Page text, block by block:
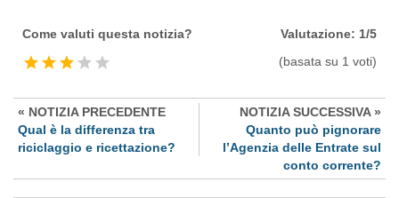
Come valuti questa notizia? Valutazione: 1/5
(basata su 1 voti)
« NOTIZIA PRECEDENTE
Qual è la differenza tra
riciclaggio e ricettazione?
NOTIZIA SUCCESSIVA »
Quanto può pignorare
l’Agenzia delle Entrate sul
conto corrente?